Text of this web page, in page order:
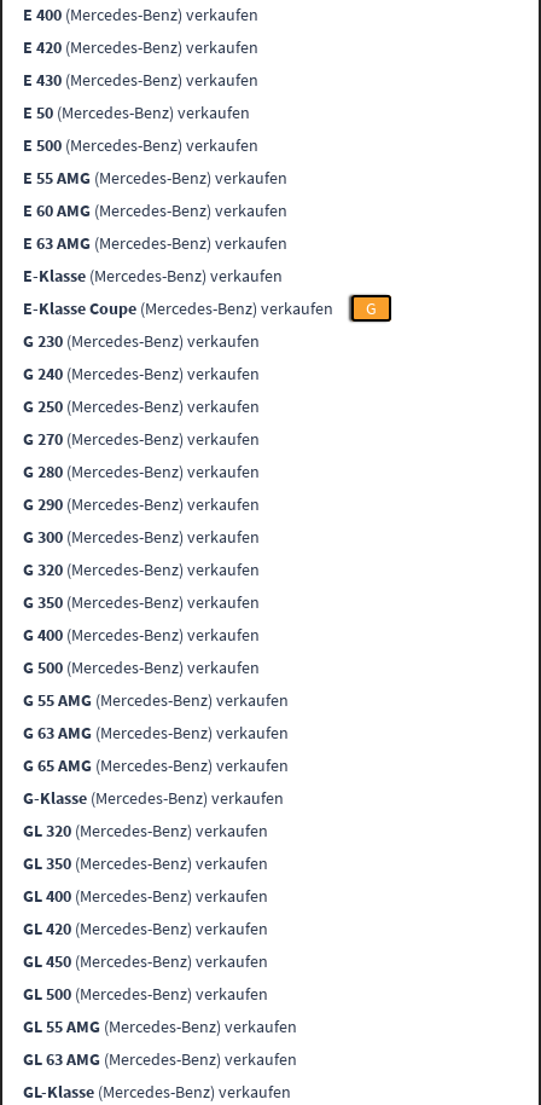
E 400 (Mercedes-Benz) verkaufen
E 420 (Mercedes-Benz) verkaufen
E 430 (Mercedes-Benz) verkaufen
E 50 (Mercedes-Benz) verkaufen
E 500 (Mercedes-Benz) verkaufen
E 55 AMG (Mercedes-Benz) verkaufen
E 60 AMG (Mercedes-Benz) verkaufen
E 63 AMG (Mercedes-Benz) verkaufen
E-Klasse (Mercedes-Benz) verkaufen
E-Klasse Coupe (Mercedes-Benz) verkaufen
G
G 230 (Mercedes-Benz) verkaufen
G 240 (Mercedes-Benz) verkaufen
G 250 (Mercedes-Benz) verkaufen
G 270 (Mercedes-Benz) verkaufen
G 280 (Mercedes-Benz) verkaufen
G 290 (Mercedes-Benz) verkaufen
G 300 (Mercedes-Benz) verkaufen
G 320 (Mercedes-Benz) verkaufen
G 350 (Mercedes-Benz) verkaufen
G 400 (Mercedes-Benz) verkaufen
G 500 (Mercedes-Benz) verkaufen
G 55 AMG (Mercedes-Benz) verkaufen
G 63 AMG (Mercedes-Benz) verkaufen
G 65 AMG (Mercedes-Benz) verkaufen
G-Klasse (Mercedes-Benz) verkaufen
GL 320 (Mercedes-Benz) verkaufen
GL 350 (Mercedes-Benz) verkaufen
GL 400 (Mercedes-Benz) verkaufen
GL 420 (Mercedes-Benz) verkaufen
GL 450 (Mercedes-Benz) verkaufen
GL 500 (Mercedes-Benz) verkaufen
GL 55 AMG (Mercedes-Benz) verkaufen
GL 63 AMG (Mercedes-Benz) verkaufen
GL-Klasse (Mercedes-Benz) verkaufen